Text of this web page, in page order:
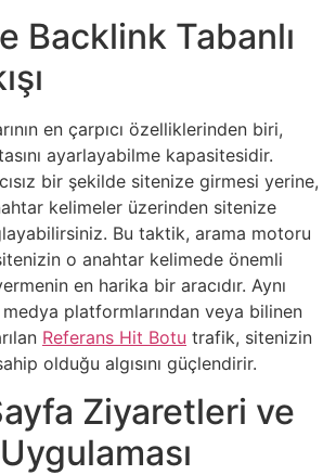
Backlink Tabanlı
en çarpıcı özelliklerinden biri,
ayarlayabilme kapasitesidir.
bir şekilde sitenize girmesi yerine,
kelimeler üzerinden sitenize
Bu taktik, arama motoru
o anahtar kelimede önemli
en harika bir aracıdır. Aynı
platformlarından veya bilinen
Referans Hit Botu trafik, sitenizin
olduğu algısını güçlendirir.
Ziyaretleri ve